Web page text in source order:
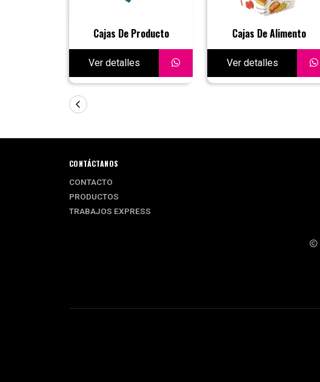
Cajas De Producto
Ver detalles
Cajas De Alimento
Ver detalles
CONTÁCTANOS
CONTACTO
PRODUCTOS
TRABAJOS EXPRESS